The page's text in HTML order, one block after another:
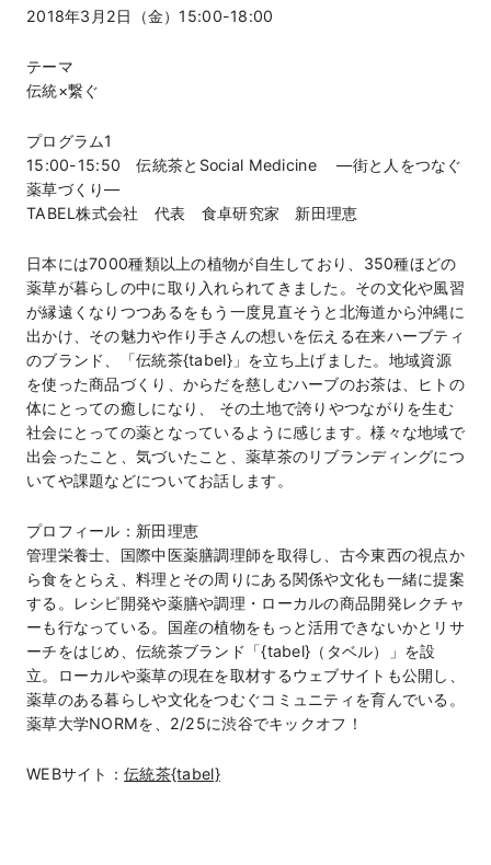
2018年3月2日（金）15:00-18:00
テーマ
伝統×繋ぐ
プログラム1
15:00-15:50 伝統茶とSocial Medicine —街と人をつなぐ
薬草づくり—
TABEL株式会社 代表 食卓研究家 新田理恵
日本には7000種類以上の植物が自生しており、350種ほどの
薬草が暮らしの中に取り入れられてきました。その文化や風習
が縁遠くなりつつあるをもう一度見直そうと北海道から沖縄に
出かけ、その魅力や作り手さんの想いを伝える在来ハーブティ
のブランド、「伝統茶{tabel}」を立ち上げました。地域資源
を使った商品づくり、からだを慈しむハーブのお茶は、ヒトの
体にとっての癒しになり、 その土地で誇りやつながりを生む
社会にとっての薬となっているように感じます。様々な地域で
出会ったこと、気づいたこと、薬草茶のリブランディングにつ
いてや課題などについてお話します。
プロフィール：新田理恵
管理栄養士、国際中医薬膳調理師を取得し、古今東西の視点か
ら食をとらえ、料理とその周りにある関係や文化も一緒に提案
する。レシピ開発や薬膳や調理・ローカルの商品開発レクチャ
ーも行なっている。国産の植物をもっと活用できないかとリサ
ーチをはじめ、伝統茶ブランド「{tabel}（タベル）」を設
立。ローカルや薬草の現在を取材するウェブサイトも公開し、
薬草のある暮らしや文化をつむぐコミュニティを育んでいる。
薬草大学NORMを、2/25に渋谷でキックオフ！
WEBサイト： 伝統茶{tabel}